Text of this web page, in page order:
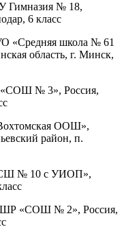
Гимназия № 18,
6 класс
«Средняя школа № 61
область, г. Минск,
№ 3», Россия,
ООШ»,
район, п.
№ 10 с УИОП»,
ШР «СОШ № 2», Россия,